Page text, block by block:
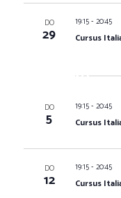
DO
29
19:15- 20:45
Cursus
Nov 2026
DO
5
19:15- 20:45
Cursus
DO
12
19:15- 20:45
Cursus